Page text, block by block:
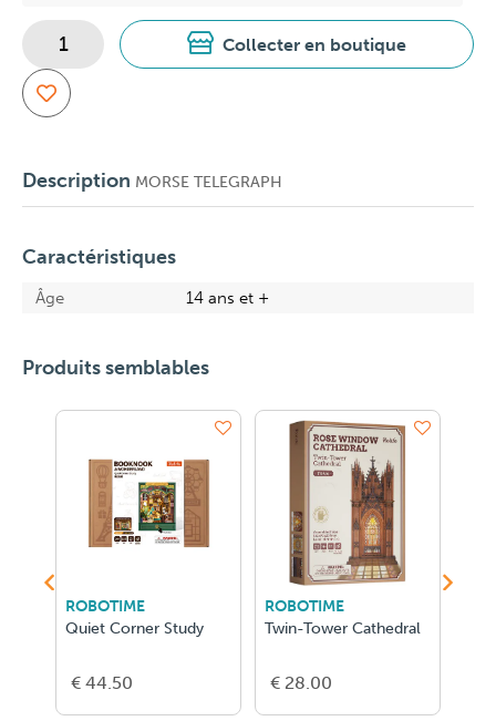
Collecter en boutique
Description MORSE TELEGRAPH
Caractéristiques
Âge 14 ans et +
Produits semblables
ROBOTIME
Quiet Corner Study
€ 44.50
ROBOTIME
Twin-Tower Cathedral
€ 28.00